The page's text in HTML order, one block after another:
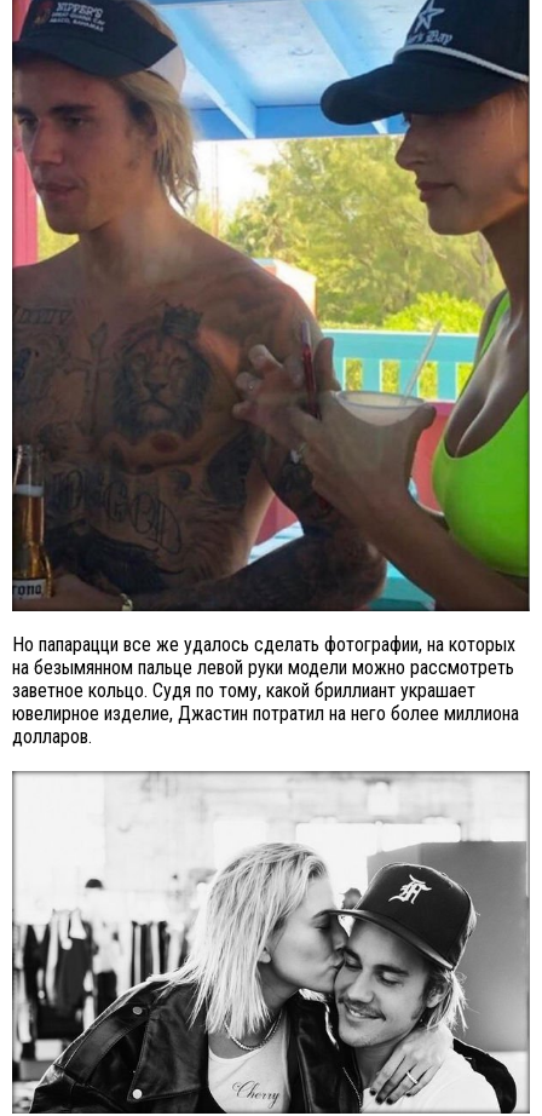
Но папарацци все же удалось сделать фотографии, на которых
на безымянном пальце левой руки модели можно рассмотреть
заветное кольцо. Судя по тому, какой бриллиант украшает
ювелирное изделие, Джастин потратил на него более миллиона
долларов.